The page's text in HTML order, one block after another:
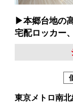
▶︎本郷台地の
宅配ロッカー
東京メトロ南